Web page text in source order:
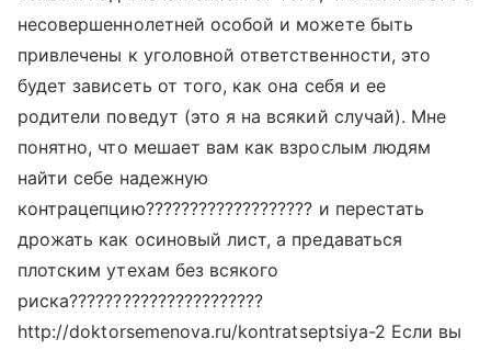
несовершеннолетней особой и можете быть
привлечены к уголовной ответственности, это
будет зависеть от того, как она себя и ее
родители поведут (это я на всякий случай). Мне
понятно, что мешает вам как взрослым людям
найти себе надежную
контрацепцию??????????????????? и перестать
дрожать как осиновый лист, а предаваться
плотским утехам без всякого
риска??????????????????????
http://doktorsemenova.ru/kontratseptsiya-2 Если вы